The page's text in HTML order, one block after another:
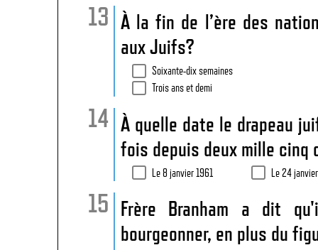
À la fin de l’ère des
aux Juifs?
Soixante-dix semaines
Trois ans et demi
À quelle date le drapeau
fois depuis deux mille cinq
Le 8 janvier 1961 Le 24
Frère Branham a dit
bourgeonner, en plus du